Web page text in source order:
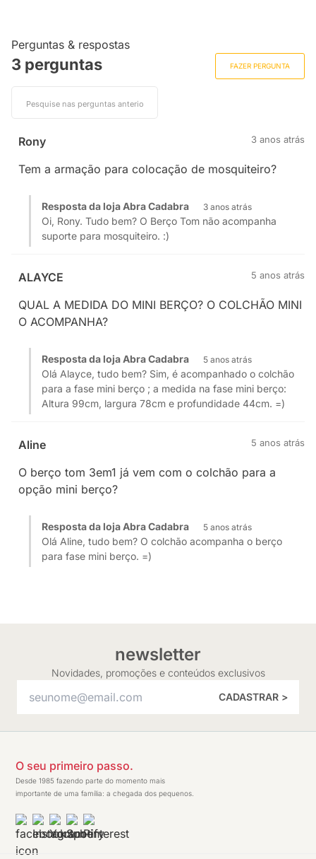
Perguntas & respostas
3 perguntas FAZER PERGUNTA
Rony 3 anos atrás
Tem a armação para colocação de mosquiteiro?
Resposta da loja Abra Cadabra 3 anos atrás
Oi, Rony. Tudo bem? O Berço Tom não acompanha
suporte para mosquiteiro. :)
ALAYCE 5 anos atrás
QUAL A MEDIDA DO MINI BERÇO? O COLCHÃO MINI
O ACOMPANHA?
Resposta da loja Abra Cadabra 5 anos atrás
Olá Alayce, tudo bem? Sim, é acompanhado o colchão
para a fase mini berço ; a medida na fase mini berço:
Altura 99cm, largura 78cm e profundidade 44cm. =)
Aline 5 anos atrás
O berço tom 3em1 já vem com o colchão para a
opção mini berço?
Resposta da loja Abra Cadabra 5 anos atrás
Olá Aline, tudo bem? O colchão acompanha o berço
para fase mini berço. =)
newsletter
Novidades, promoções e conteúdos exclusivos
CADASTRAR >
O seu primeiro passo.
Desde 1985 fazendo parte do momento mais
importante de uma família: a chegada dos pequenos.